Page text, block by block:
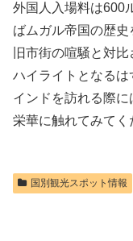
外国人入場料は600
ばムガル帝国の歴史
旧市街の喧騒と対
ハイライトとなるは
インドを訪れる際
栄華に触れてみてく
国別観光スポット情報